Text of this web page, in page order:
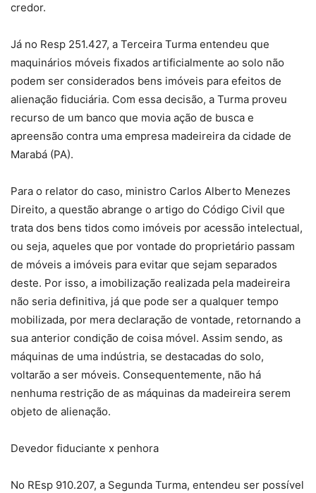
credor.
Já no Resp 251.427, a Terceira Turma entendeu que
maquinários móveis fixados artificialmente ao solo não
podem ser considerados bens imóveis para efeitos de
alienação fiduciária. Com essa decisão, a Turma proveu
recurso de um banco que movia ação de busca e
apreensão contra uma empresa madeireira da cidade de
Marabá (PA).
Para o relator do caso, ministro Carlos Alberto Menezes
Direito, a questão abrange o artigo do Código Civil que
trata dos bens tidos como imóveis por acessão intelectual,
ou seja, aqueles que por vontade do proprietário passam
de móveis a imóveis para evitar que sejam separados
deste. Por isso, a imobilização realizada pela madeireira
não seria definitiva, já que pode ser a qualquer tempo
mobilizada, por mera declaração de vontade, retornando a
sua anterior condição de coisa móvel. Assim sendo, as
máquinas de uma indústria, se destacadas do solo,
voltarão a ser móveis. Consequentemente, não há
nenhuma restrição de as máquinas da madeireira serem
objeto de alienação.
Devedor fiduciante x penhora
No REsp 910.207, a Segunda Turma, entendeu ser possível